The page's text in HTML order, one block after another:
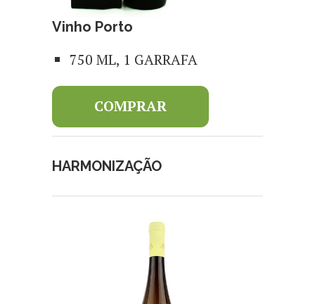
Vinho Porto
750 ML, 1 GARRAFA
COMPRAR
HARMONIZAÇÃO